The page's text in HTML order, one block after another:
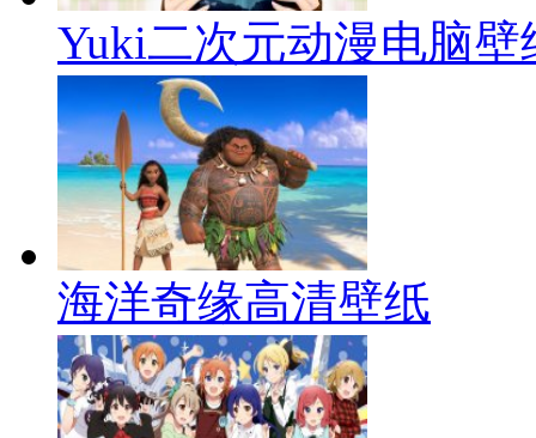
Yuki二次元动漫电脑壁
海洋奇缘高清壁纸